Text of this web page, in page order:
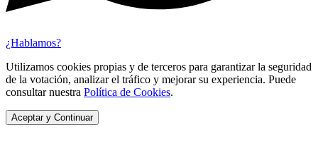
¿Hablamos?
Utilizamos cookies propias y de terceros para garantizar la seguridad
de la votación, analizar el tráfico y mejorar su experiencia. Puede
consultar nuestra Política de Cookies.
Aceptar y Continuar